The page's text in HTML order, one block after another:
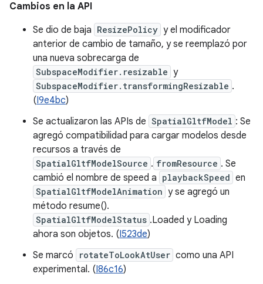
Cambios en la API
Se dio de baja ResizePolicy y el modificador
anterior de cambio de tamaño, y se reemplazó por
una nueva sobrecarga de
SubspaceModifier.resizable y
SubspaceModifier.transformingResizable .
(I9e4bc)
Se actualizaron las APIs de SpatialGltfModel : Se
agregó compatibilidad para cargar modelos desde
recursos a través de
SpatialGltfModelSource . fromResource . Se
cambió el nombre de speed a playbackSpeed en
SpatialGltfModelAnimation y se agregó un
método resume().
SpatialGltfModelStatus .Loaded y Loading
ahora son objetos. (I523de)
Se marcó
rotateToLookAtUser como una API
experimental. (I86c16)